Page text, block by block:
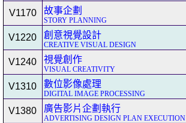
V1170 故事企劃
STORY PLANNING
V1220 創意視覺設計
CREATIVE VISUAL DESIGN
V1240 視覺創作
VISUAL CREATIVITY
V1310 數位影像處理
DIGITAL IMAGE PROCESSING
V1380 廣告影片企劃執行
ADVERTISING DESIGN PLAN EXECUTION